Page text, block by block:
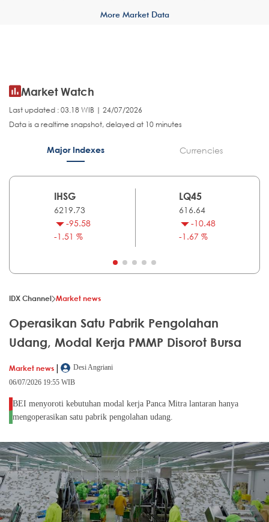
More Market Data
Market Watch
Last updated : 03.18 WIB | 24/07/2026
Data is a realtime snapshot, delayed at 10 minutes
Major Indexes Currencies
IHSG
6219.73
-95.58
-1.51 %
LQ45
616.64
-10.48
-1.67 %
IDX Channel Market news
Operasikan Satu Pabrik Pengolahan
Udang, Modal Kerja PMMP Disorot Bursa
Market news |
Desi Angriani
06/07/2026 19:55 WIB
BEI menyoroti kebutuhan modal kerja Panca Mitra lantaran hanya
mengoperasikan satu pabrik pengolahan udang.